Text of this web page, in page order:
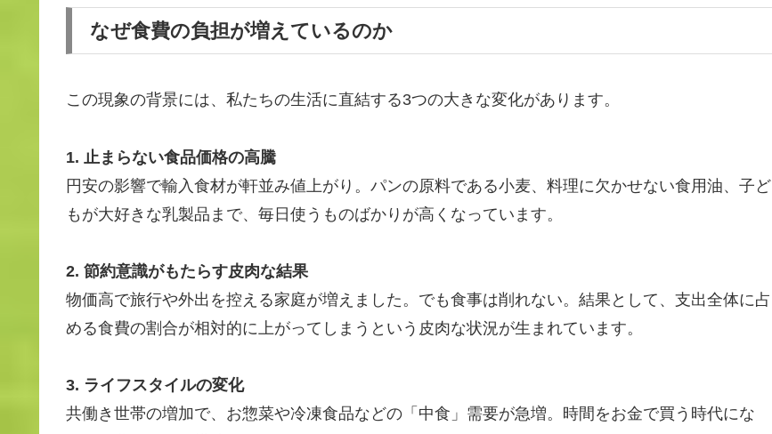
なぜ食費の負担が増えているのか
この現象の背景には、私たちの生活に直結する3つの大きな変化があります。
1. 止まらない食品価格の高騰
円安の影響で輸入食材が軒並み値上がり。パンの原料である小麦、料理に欠かせない食用油、子ど
もが大好きな乳製品まで、毎日使うものばかりが高くなっています。
2. 節約意識がもたらす皮肉な結果
物価高で旅行や外出を控える家庭が増えました。でも食事は削れない。結果として、支出全体に占
める食費の割合が相対的に上がってしまうという皮肉な状況が生まれています。
3. ライフスタイルの変化
共働き世帯の増加で、お惣菜や冷凍食品などの「中食」需要が急増。時間をお金で買う時代にな